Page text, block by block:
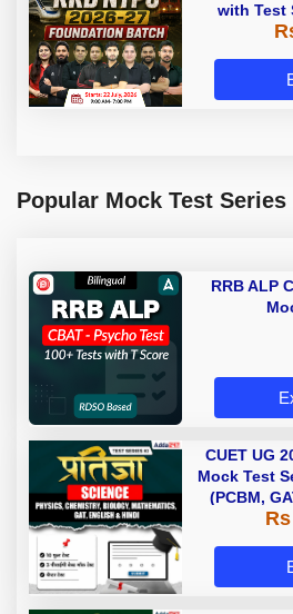
with Test
Hinglish |
Popular Mock Test Series
RRB ALP
CUET UG
Mock Test
(PCBM,
Online